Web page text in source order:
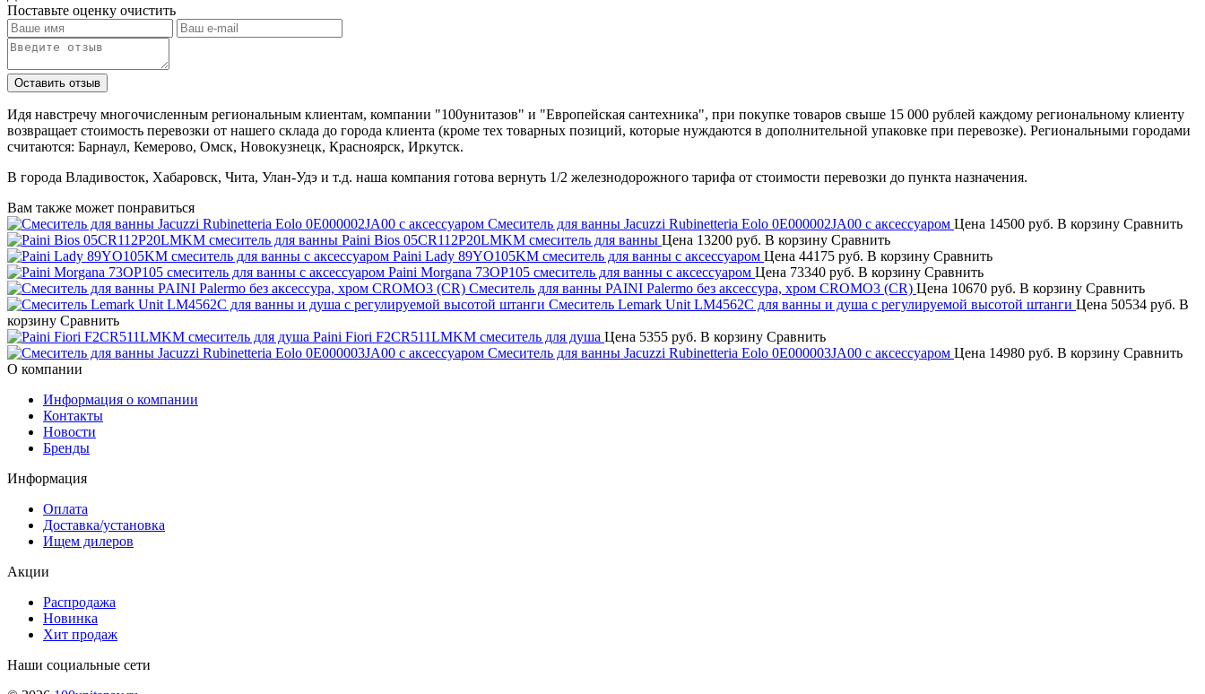
Поставьте оценку очистить
Идя навстречу многочисленным региональным клиентам, компании "100унитазов" и "Европейская сантехника", при покупке товаров свыше 15 000 рублей каждому региональному клиенту
возвращает стоимость перевозки от нашего склада до города клиента (кроме тех товарных позиций, которые нуждаются в дополнительной упаковке при перевозке). Региональными городами
считаются: Барнаул, Кемерово, Омск, Новокузнецк, Красноярск, Иркутск.
В города Владивосток, Хабаровск, Чита, Улан-Удэ и т.д. наша компания готова вернуть 1/2 железнодорожного тарифа от стоимости перевозки до пункта назначения.
Вам также может понравиться
Смеситель для ванны Jacuzzi Rubinetteria Eolo 0E000002JA00 с аксессуаром Цена 14500 руб. В корзину Сравнить
Paini Bios 05CR112P20LMKM смеситель для ванны Цена 13200 руб. В корзину Сравнить
Paini Lady 89YO105KM смеситель для ванны с аксессуаром Цена 44175 руб. В корзину Сравнить
Paini Morgana 73OP105 смеситель для ванны с аксессуаром Цена 73340 руб. В корзину Сравнить
Смеситель для ванны PAINI Palermo без аксессура, хром CROMO3 (CR) Цена 10670 руб. В корзину Сравнить
Смеситель Lemark Unit LM4562C для ванны и душа с регулируемой высотой штанги Цена 50534 руб. В
корзину Сравнить
Paini Fiori F2CR511LMKM смеситель для душа Цена 5355 руб. В корзину Сравнить
Смеситель для ванны Jacuzzi Rubinetteria Eolo 0E000003JA00 с аксессуаром Цена 14980 руб. В корзину Сравнить
О компании
Информация о компании
Контакты
Новости
Бренды
Информация
Оплата
Доставка/установка
Ищем дилеров
Акции
Распродажа
Новинка
Хит продаж
Наши социальные сети